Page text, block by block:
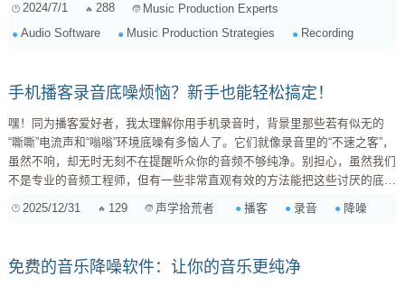
时，应该根据频谱分布调整滤波器设置，以有效消除特定频段的噪音。 此
外，利用Waves降噪插件的高级功能可以进一步改善音质。例如，尝试使用
2024/7/1 288
Music Production Experts
Audio Software
Music Production Strategies Recording
手机播客录音底噪烦恼？新手也能轻松搞定！
嘿！同为播客爱好者，我太理解你用手机录音时，背景里那些若有似无的
“嘶嘶”电流声和“嗡嗡”环境底噪有多恼人了。它们就像录音里的“不速之客”，
虽然不响，却无时无刻不在提醒听众你的音频不够纯净。别担心，虽然我们
不是专业的音频工程师，但有一些非常直观有效的方法能把这些讨厌的底噪
2025/12/31 129 声学拾荒者 播客 录音 降噪
免费的音乐降噪软件：让你的音乐更纯净